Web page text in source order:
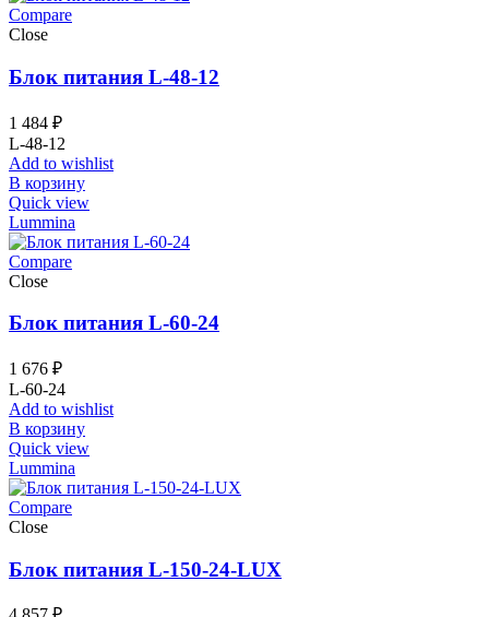
Compare
Close
Блок питания L-48-12
1 484 ₽
L-48-12
Add to wishlist
В корзину
Quick view
Lummina
Compare
Close
Блок питания L-60-24
1 676 ₽
L-60-24
Add to wishlist
В корзину
Quick view
Lummina
Compare
Close
Блок питания L-150-24-LUX